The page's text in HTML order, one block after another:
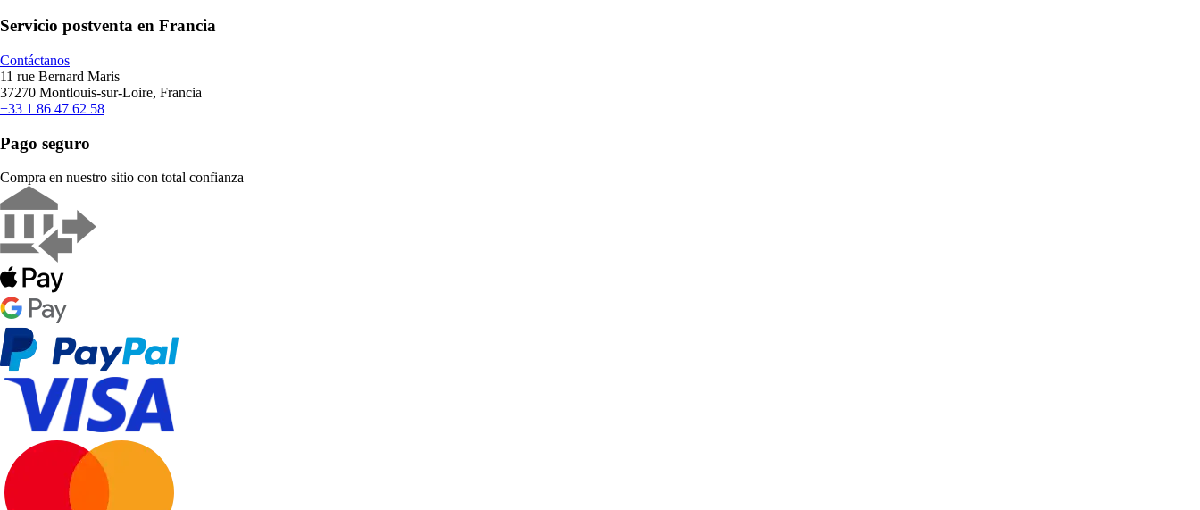
Servicio postventa en Francia
Contáctanos
11 rue Bernard Maris
37270 Montlouis-sur-Loire, Francia
+33 1 86 47 62 58
Pago seguro
Compra en nuestro sitio con total confianza